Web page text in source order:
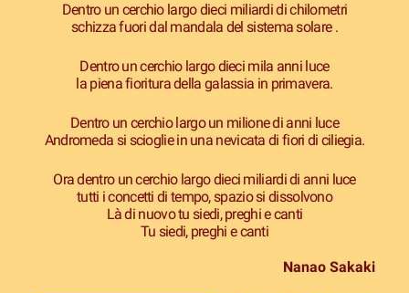
Dentro un cerchio largo dieci miliardi di chilometri
schizza fuori dal mandala del sistema solare .
Dentro un cerchio largo dieci mila anni luce
la piena fioritura della galassia in primavera.
Dentro un cerchio largo un milione di anni luce
Andromeda si scioglie in una nevicata di fiori di ciliegia.
Ora dentro un cerchio largo dieci miliardi di anni luce
tutti i concetti di tempo, spazio si dissolvono
Là di nuovo tu siedi, preghi e canti
Tu siedi, preghi e canti
Nanao Sakaki